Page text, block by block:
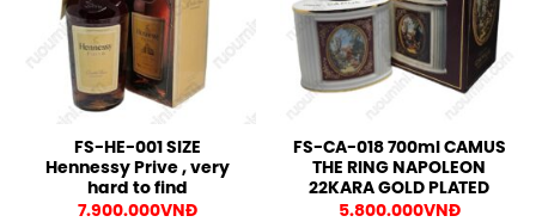
FS-HE-001 SIZE
Hennessy Prive , very
hard to find
7.900.000VNĐ
FS-CA-018 700ml CAMUS
THE RING NAPOLEON
22KARA GOLD PLATED
5.800.000VNĐ